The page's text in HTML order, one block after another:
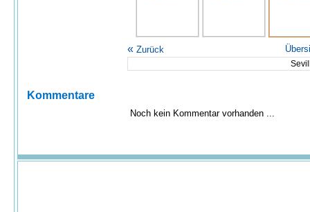
« Zurück
Kommentare
Noch kein Kommentar vorhanden ...